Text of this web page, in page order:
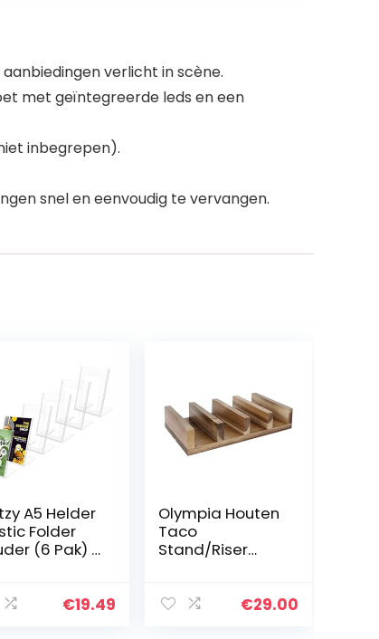
verlicht in scène.
met geïntegreerde leds en een
inbegrepen).
snel en eenvoudig te vervangen.
A5 Helder
Folder
(6 Pak) –
–
€19.49
Olympia Houten
Taco
Stand/Riser
nt
€29.00